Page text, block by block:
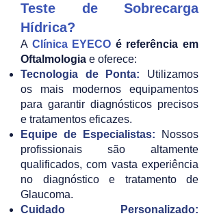
Teste de Sobrecarga
Hídrica?
A Clínica EYECO é referência em
Oftalmologia e oferece:
Tecnologia de Ponta: Utilizamos
os mais modernos equipamentos
para garantir diagnósticos precisos
e tratamentos eficazes.
Equipe de Especialistas: Nossos
profissionais são altamente
qualificados, com vasta experiência
no diagnóstico e tratamento de
Glaucoma.
Cuidado Personalizado: